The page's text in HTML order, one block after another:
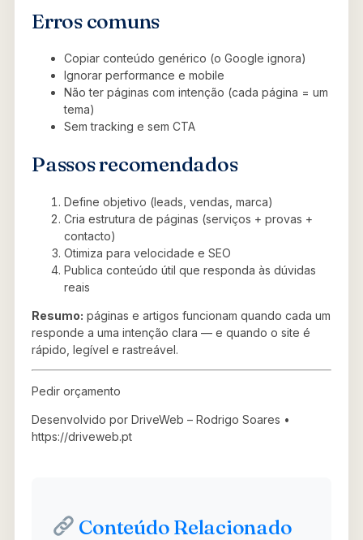
Erros comuns
Copiar conteúdo genérico (o Google ignora)
Ignorar performance e mobile
Não ter páginas com intenção (cada página = um
tema)
Sem tracking e sem CTA
Passos recomendados
Define objetivo (leads, vendas, marca)
Cria estrutura de páginas (serviços + provas +
contacto)
Otimiza para velocidade e SEO
Publica conteúdo útil que responda às dúvidas
reais
Resumo: páginas e artigos funcionam quando cada um
responde a uma intenção clara — e quando o site é
rápido, legível e rastreável.
Pedir orçamento
Desenvolvido por DriveWeb – Rodrigo Soares •
https://driveweb.pt
Conteúdo Relacionado